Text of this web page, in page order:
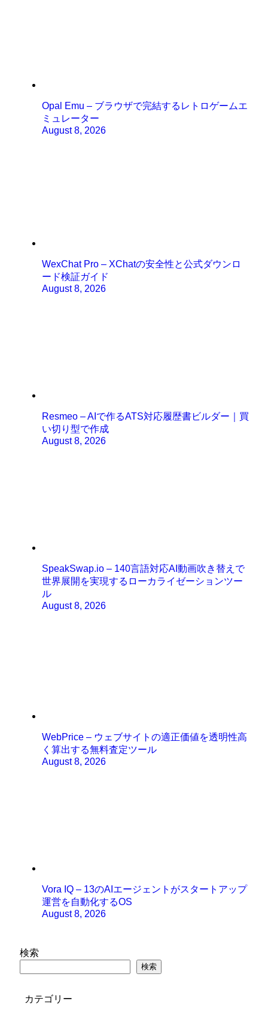
Opal Emu – ブラウザで完結するレトロゲームエ
ミュレーター
August 8, 2026
WexChat Pro – XChatの安全性と公式ダウンロ
ード検証ガイド
August 8, 2026
Resmeo – AIで作るATS対応履歴書ビルダー｜買
い切り型で作成
August 8, 2026
SpeakSwap.io – 140言語対応AI動画吹き替えで
世界展開を実現するローカライゼーションツー
ル
August 8, 2026
WebPrice – ウェブサイトの適正価値を透明性高
く算出する無料査定ツール
August 8, 2026
Vora IQ – 13のAIエージェントがスタートアップ
運営を自動化するOS
August 8, 2026
検索
検索
カテゴリー